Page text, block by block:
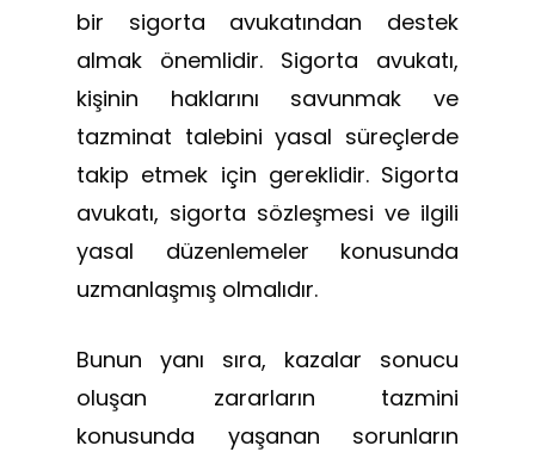
bir sigorta avukatından destek
almak önemlidir. Sigorta avukatı,
kişinin haklarını savunmak ve
tazminat talebini yasal süreçlerde
takip etmek için gereklidir. Sigorta
avukatı, sigorta sözleşmesi ve ilgili
yasal düzenlemeler konusunda
uzmanlaşmış olmalıdır.
Bunun yanı sıra, kazalar sonucu
oluşan zararların tazmini
konusunda yaşanan sorunların